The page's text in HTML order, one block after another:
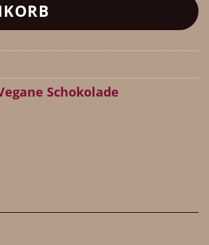
Schokolade